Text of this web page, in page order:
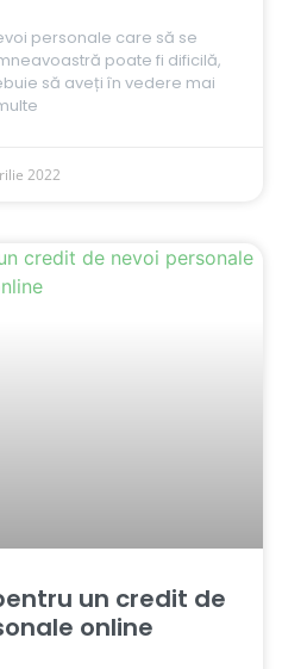
personale care să se
poate fi dificilă,
să aveți în vedere mai
2022
un credit de
online